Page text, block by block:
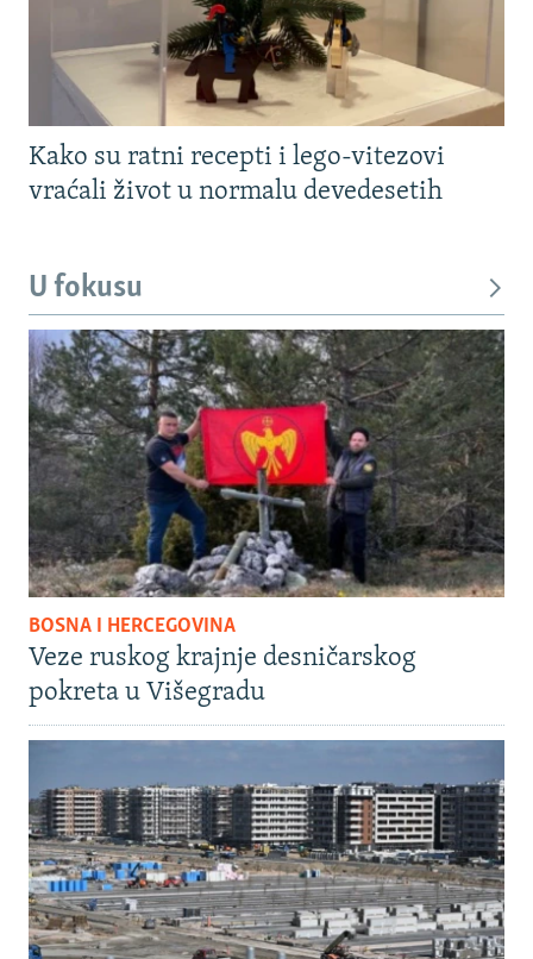
Kako su ratni recepti i lego-vitezovi
vraćali život u normalu devedesetih
U fokusu
BOSNA I HERCEGOVINA
Veze ruskog krajnje desničarskog
pokreta u Višegradu